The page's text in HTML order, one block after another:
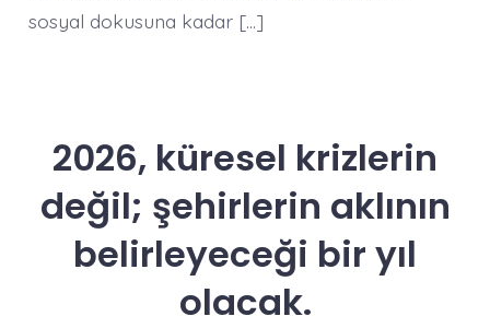
sosyal dokusuna kadar […]
2026, küresel krizlerin
değil; şehirlerin aklının
belirleyeceği bir yıl
olacak.